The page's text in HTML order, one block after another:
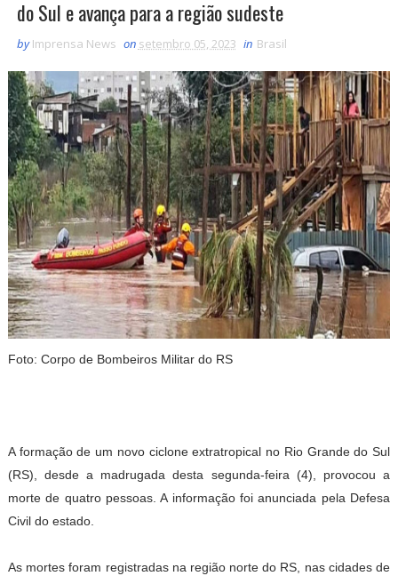
do Sul e avança para a região sudeste
by Imprensa News on setembro 05, 2023 in Brasil
Foto: Corpo de Bombeiros Militar do RS
A formação de um novo ciclone extratropical no Rio Grande do Sul
(RS), desde a madrugada desta segunda-feira (4), provocou a
morte de quatro pessoas. A informação foi anunciada pela Defesa
Civil do estado.
As mortes foram registradas na região norte do RS, nas cidades de